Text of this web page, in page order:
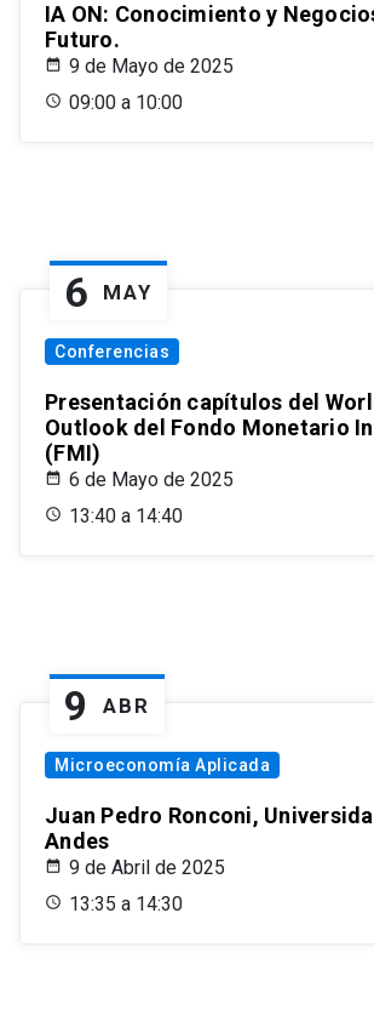
IA ON: Conocimiento y
Futuro.
9 de Mayo de 2025
09:00 a 10:00
6 MAY
Conferencias
Presentación capítulos del
Outlook del Fondo Monetario
(FMI)
6 de Mayo de 2025
13:40 a 14:40
9 ABR
Microeconomía Aplicada
Juan Pedro Ronconi,
Andes
9 de Abril de 2025
13:35 a 14:30